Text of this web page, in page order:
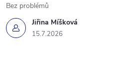
Jiřina Míšková
15.7.2026
Bez problémů